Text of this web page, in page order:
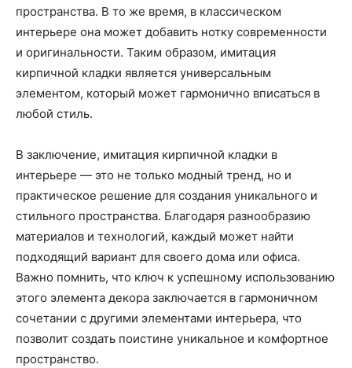
пространства. В то же время, в классическом
интерьере она может добавить нотку современности
и оригинальности. Таким образом, имитация
кирпичной кладки является универсальным
элементом, который может гармонично вписаться в
любой стиль.
В заключение, имитация кирпичной кладки в
интерьере — это не только модный тренд, но и
практическое решение для создания уникального и
стильного пространства. Благодаря разнообразию
материалов и технологий, каждый может найти
подходящий вариант для своего дома или офиса.
Важно помнить, что ключ к успешному использованию
этого элемента декора заключается в гармоничном
сочетании с другими элементами интерьера, что
позволит создать поистине уникальное и комфортное
пространство.